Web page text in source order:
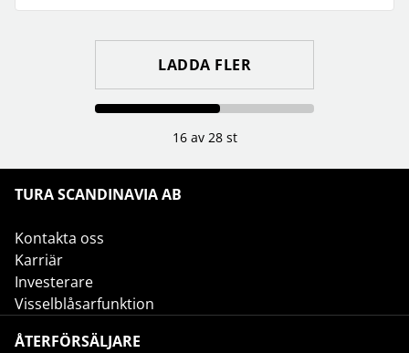
LADDA FLER
16 av 28 st
TURA SCANDINAVIA AB
Kontakta oss
Karriär
Investerare
Visselblåsarfunktion
ÅTERFÖRSÄLJARE